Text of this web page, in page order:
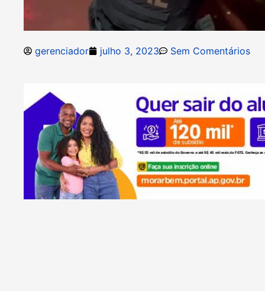
gerenciador julho 3, 2023 Sem Comentários